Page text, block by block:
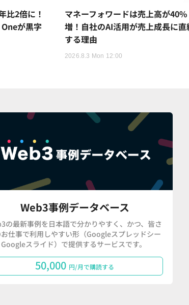
比2倍に！
が黒字
マネーフォワードは売上高が40%
増！自社のAI活用が売上成長に直
する理由
2026.8.3 Mon 12:00
Web3事例データベース
の最新事例を日本語で分かりやすく、かつ、皆さ
仕事で利用しやすい形（Googleスプレッドシー
Googleスライド）で提供するサービスです。
50,000 円/月で購読する